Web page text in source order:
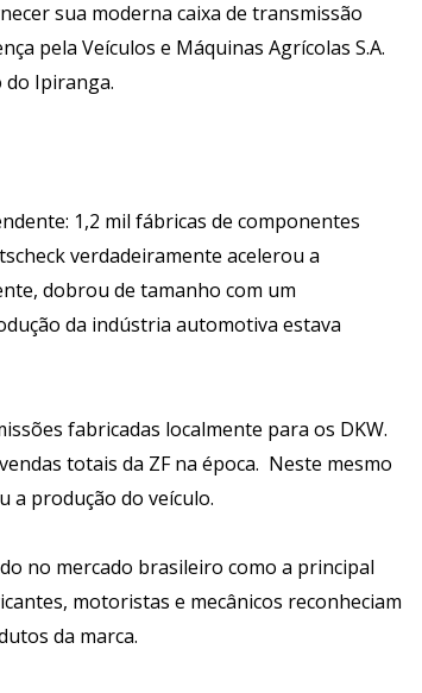
sua moderna caixa de transmissão
pela Veículos e Máquinas Agrícolas S.A.
do Ipiranga.
1,2 mil fábricas de componentes
verdadeiramente acelerou a
dobrou de tamanho com um
da indústria automotiva estava
fabricadas localmente para os DKW.
totais da ZF na época. Neste mesmo
a produção do veículo.
no mercado brasileiro como a principal
motoristas e mecânicos reconheciam
da marca.